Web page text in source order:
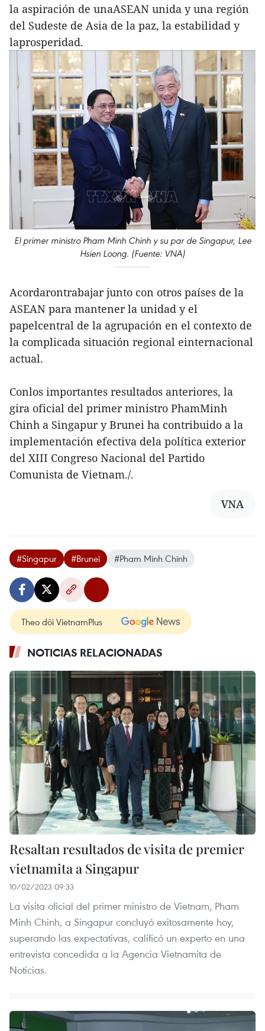
la aspiración de unaASEAN unida y una región
del Sudeste de Asia de la paz, la estabilidad y
laprosperidad.
El primer ministro Pham Minh Chinh y su par de Singapur, Lee
Hsien Loong. (Fuente: VNA)
Acordarontrabajar junto con otros países de la
ASEAN para mantener la unidad y el
papelcentral de la agrupación en el contexto de
la complicada situación regional einternacional
actual.
Conlos importantes resultados anteriores, la
gira oficial del primer ministro PhamMinh
Chinh a Singapur y Brunei ha contribuido a la
implementación efectiva dela política exterior
del XIII Congreso Nacional del Partido
Comunista de Vietnam./.
VNA
#Singapur #Brunei #Pham Minh Chinh
Theo dõi VietnamPlus
NOTICIAS RELACIONADAS
Resaltan resultados de visita de premier
vietnamita a Singapur
10/02/2023 09:33
La visita oficial del primer ministro de Vietnam, Pham
Minh Chinh, a Singapur concluyó exitosamente hoy,
superando las expectativas, calificó un experto en una
entrevista concedida a la Agencia Vietnamita de
Noticias.